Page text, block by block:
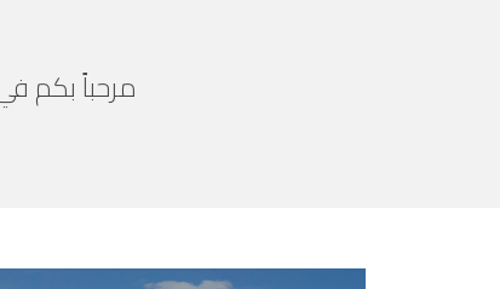
مرحباً بكم